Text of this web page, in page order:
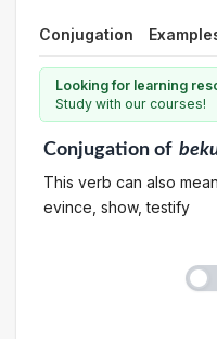
Conjugation
Looking for learning
Study with our courses!
Conjugationof
This verb can also
evince, show, testify